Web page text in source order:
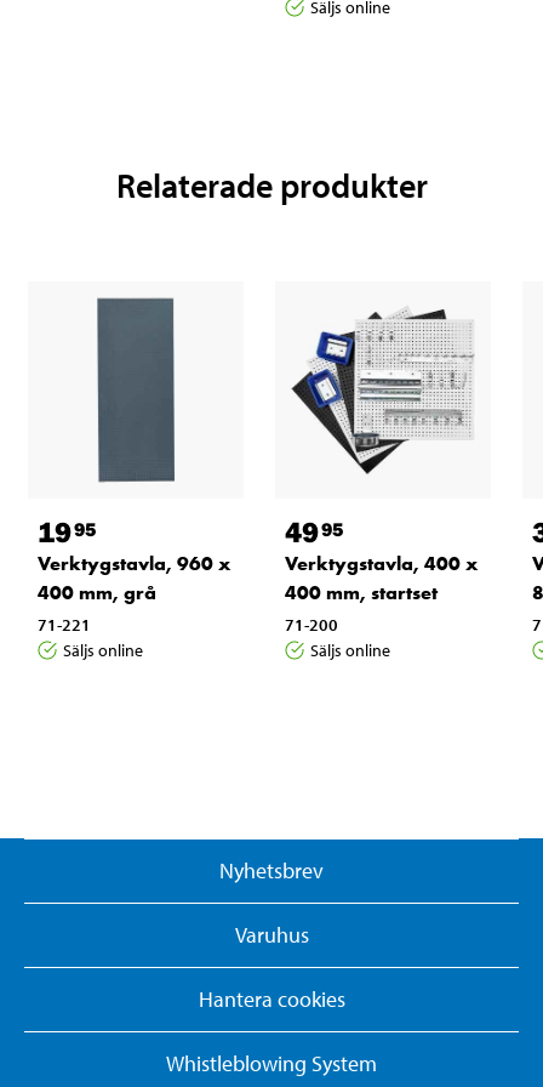
Säljs online
Relaterade produkter
1995
Verktygstavla, 960 x
400 mm, grå
71-221
Säljs online
4995
Verktygstavla, 400 x
400 mm, startset
71-200
Säljs online
Nyhetsbrev
Varuhus
Hantera cookies
Whistleblowing System